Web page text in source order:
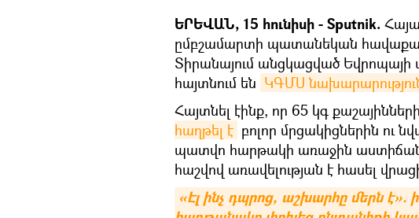
ԵՐԵՎԱՆ, 15 հունիսի - Sputnik.
ըմբշամարտի պատանեկան
Տիրանայում անցկացված Եվրոպայի
հայտնում են ԿԳՄՍ
Հայտնել էինք, որ 65 կգ
հաղթել է բոլոր մրցակիցներին ու
պատվո հարթակի առաջին
հաշվով առավելության է հասել
«Էլ ինչ դպրոց, աշխարհը մերն է».